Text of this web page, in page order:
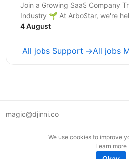
Join a Growing SaaS Company
Industry 🌱 At ArboStar, we're
landscaping companies run better
4 August
All jobs Support →All jobs
magic@djinni.co
We use cookies to improve
Learn more